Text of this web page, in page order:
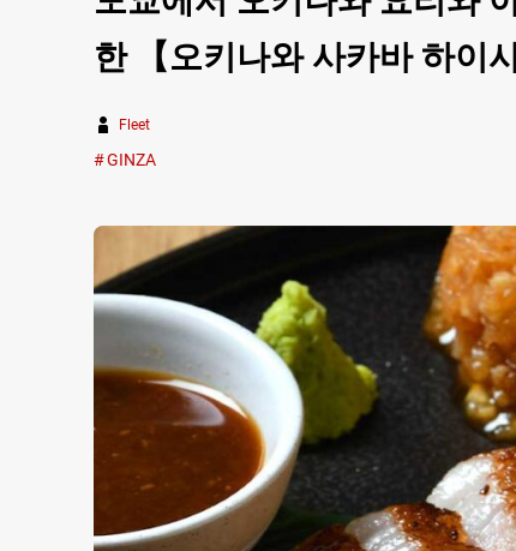
한 【오키나와 사카바 하이
Fleet
GINZA